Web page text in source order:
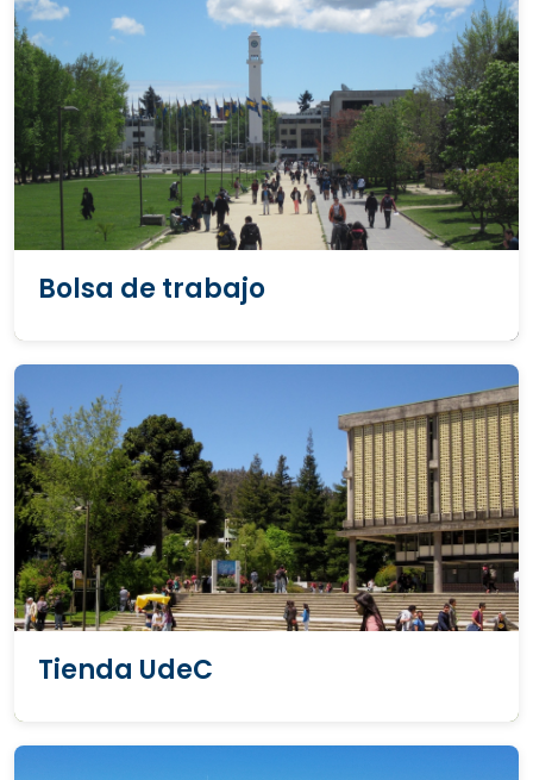
Bolsa de trabajo
Tienda UdeC